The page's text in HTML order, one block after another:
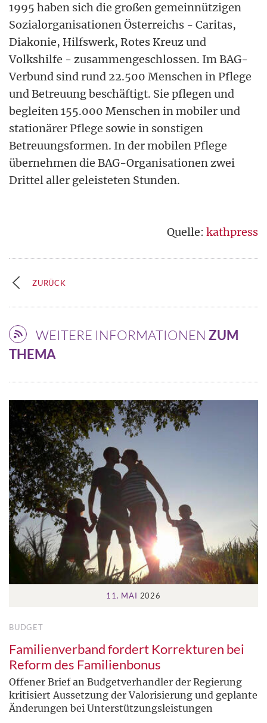
1995 haben sich die großen gemeinnützigen
Sozialorganisationen Österreichs - Caritas,
Diakonie, Hilfswerk, Rotes Kreuz und
Volkshilfe - zusammengeschlossen. Im BAG-
Verbund sind rund 22.500 Menschen in Pflege
und Betreuung beschäftigt. Sie pflegen und
begleiten 155.000 Menschen in mobiler und
stationärer Pflege sowie in sonstigen
Betreuungsformen. In der mobilen Pflege
übernehmen die BAG-Organisationen zwei
Drittel aller geleisteten Stunden.
Quelle: kathpress
ZURÜCK
WEITERE INFORMATIONEN ZUM
THEMA
11. MAI 2026
BUDGET
Familienverband fordert Korrekturen bei
Reform des Familienbonus
Offener Brief an Budgetverhandler der Regierung
kritisiert Aussetzung der Valorisierung und geplante
Änderungen bei Unterstützungsleistungen